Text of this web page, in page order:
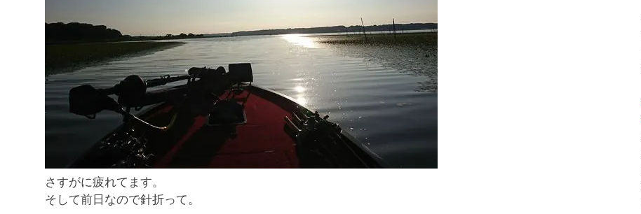
さすがに疲れてます。
そして前日なので針折って。